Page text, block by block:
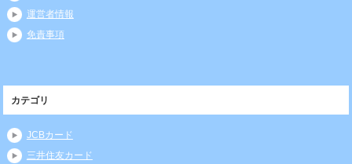
運営者情報
免責事項
カテゴリ
JCBカード
三井住友カード